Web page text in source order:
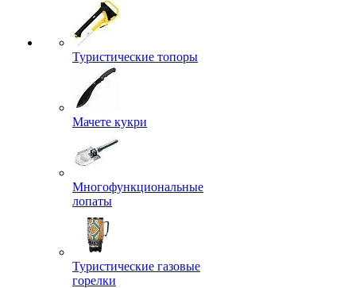
Туристические топоры
Мачете кукри
Многофункциональные
лопаты
Туристические газовые
горелки